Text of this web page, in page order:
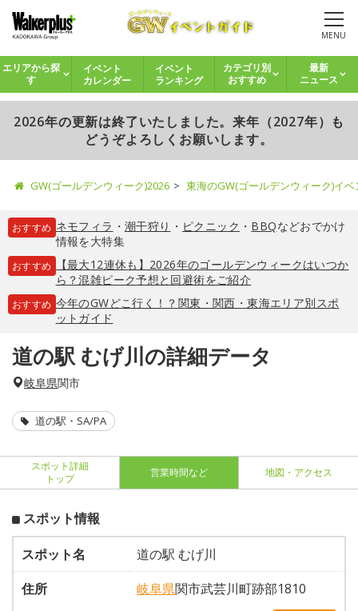
MENU
エリアから探
す
イベント
カレンダー
イベント
ランキング
カテゴリ別
おすすめ
最新
ニュース
2026年の更新は終了いたしました。来年（2027年）も
どうぞよろしくお願いします。
GW(ゴールデンウィーク)2026 東海のGW(ゴールデンウィーク)イ
おすすめ ネモフィラ ・ 潮干狩り ・ ピクニック ・ BBQなどおでかけ
情報を大特集
おすすめ
【最大12連休も】2026年のゴールデンウィークはいつか
ら？混雑ピーク予想と回避術をご紹介
おすすめ 今年のGWどこ行く！？関東・関西・東海エリア別スポ
ットガイド
道の駅 むげ川の詳細データ
岐阜県関市
道の駅・SA/PA
スポット詳細
トップ
営業時間など 地図・アクセス
スポット情報
スポット名
道の駅 むげ川
住所
岐阜県関市武芸川町跡部1810